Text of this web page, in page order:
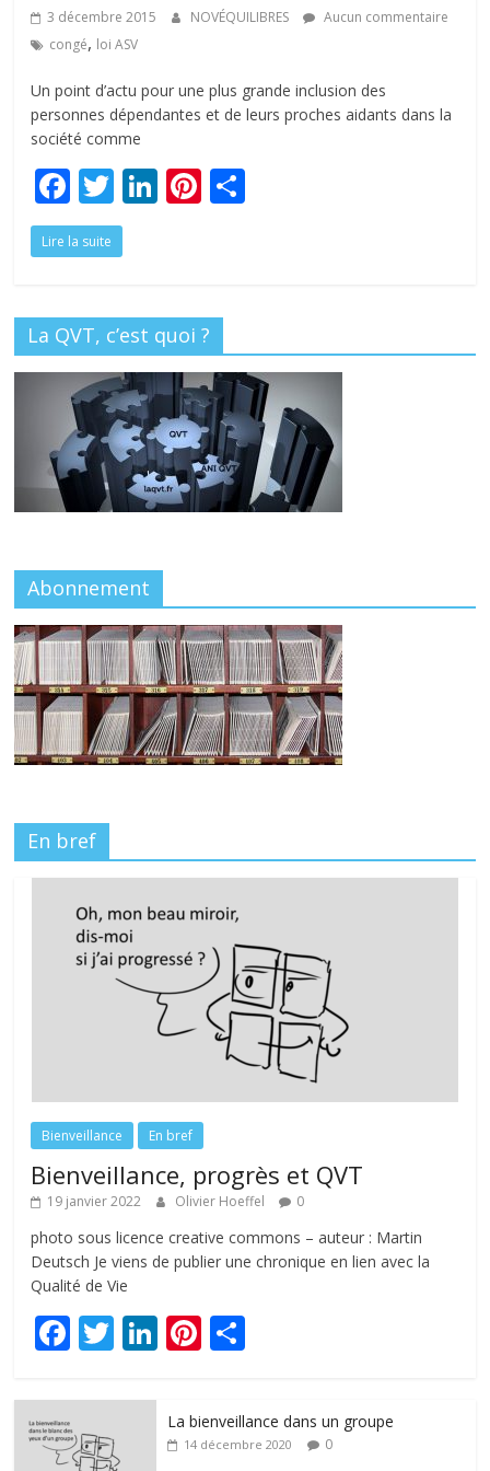
3 décembre 2015 NOVÉQUILIBRES
Aucun commentaire
congé, loi ASV
Un point d’actu pour une plus grande inclusion des
personnes dépendantes et de leurs proches aidants dans la
société comme
F
ac
e
o
o
k
T
w
itt
Li
dI
n
Pi
st
Lire la suite
La QVT, c’est quoi ?
Abonnement
En bref
Bienveillance En bref
Bienveillance, progrès et QVT
19 janvier 2022 Olivier Hoeffel 0
photo sous licence creative commons – auteur : Martin
Deutsch Je viens de publier une chronique en lien avec la
Qualité de Vie
F
e
b
T
itt
er
Li
e
Pi
e g
La bienveillance dans un groupe
14 décembre 2020 0